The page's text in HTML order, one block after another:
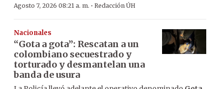
Agosto 7, 2026 08:21 a. m. · Redacción ÚH
Nacionales
“Gota a gota”: Rescatan a un
colombiano secuestrado y
torturado y desmantelan una
banda de usura